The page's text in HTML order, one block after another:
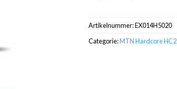
Artikelnummer:EX014H5020
Categorie:MTN Hardcore HC2